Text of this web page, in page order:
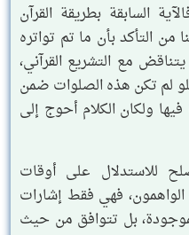
السابقة بطريقة القرآن
من التأكد بأن ما تم تواتره
مع التشريع القرآني،
لم تكن هذه الصلوات ضمن
ولكان الكلام أحوج إلى
للاستدلال على أوقات
فهي فقط إشارات
بل تتوافق من حيث